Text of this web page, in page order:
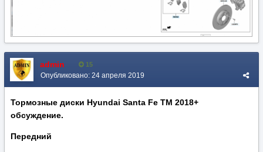
admin 15
Опубликовано: 24 апреля 2019
Тормозные диски Hyundai Santa Fe TM 2018+
обсуждение.
Передний